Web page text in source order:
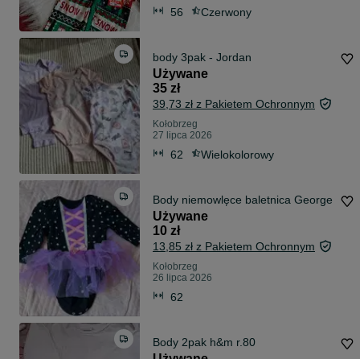
56 Czerwony
body 3pak - Jordan
Używane
35 zł
39,73 zł z Pakietem Ochronnym
Kołobrzeg
27 lipca 2026
62 Wielokolorowy
Body niemowlęce baletnica George
Używane
10 zł
13,85 zł z Pakietem Ochronnym
Kołobrzeg
26 lipca 2026
62
Body 2pak h&m r.80